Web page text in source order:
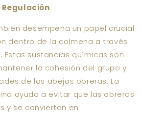
desempeña un papel crucial
dentro de la colmena a través
Estas sustancias químicas son
la cohesión del grupo y
de las abejas obreras. La
ayuda a evitar que las obreras
y se conviertan en